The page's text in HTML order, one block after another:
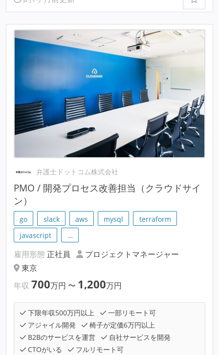
弁護士ドットコム株式会社
PMO / 開発プロセス改善担当（クラウドサイ
ン）
go slack aws mysql
terraform
javascript
…
雇用形態 正社員
プロジェクトマネージャー
東京
年収 700万円 〜 1,200万円
下限年収500万円以上
一部リモート可
アジャイル開発
椅子が定価6万円以上
B2Bのサービスを運営
自社サービスを開発
CTOがいる
フルリモート可